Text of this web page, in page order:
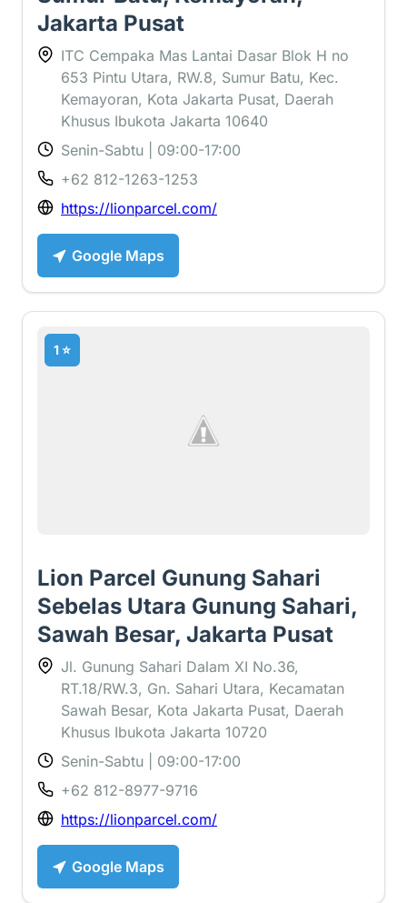
Jakarta Pusat
ITC Cempaka Mas Lantai Dasar Blok H no
653 Pintu Utara, RW.8, Sumur Batu, Kec.
Kemayoran, Kota Jakarta Pusat, Daerah
Khusus Ibukota Jakarta 10640
Senin-Sabtu | 09:00-17:00
+62 812-1263-1253
https://lionparcel.com/
Google Maps
1 ⭐
Lion Parcel Gunung Sahari
Sebelas Utara Gunung Sahari,
Sawah Besar, Jakarta Pusat
Jl. Gunung Sahari Dalam XI No.36,
RT.18/RW.3, Gn. Sahari Utara, Kecamatan
Sawah Besar, Kota Jakarta Pusat, Daerah
Khusus Ibukota Jakarta 10720
Senin-Sabtu | 09:00-17:00
+62 812-8977-9716
https://lionparcel.com/
Google Maps